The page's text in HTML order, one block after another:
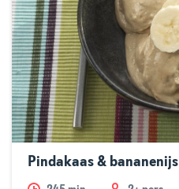
Pindakaas & bananenijs